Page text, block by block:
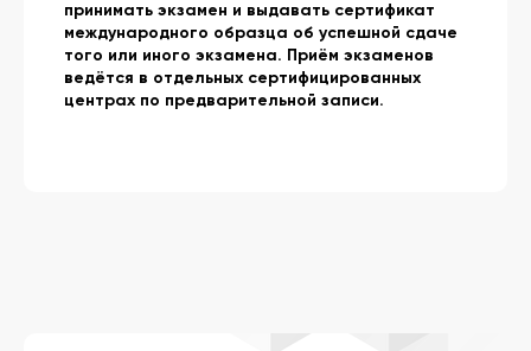
принимать экзамен и выдавать сертификат
международного образца об успешной сдаче
того или иного экзамена. Приём экзаменов
ведётся в отдельных сертифицированных
центрах по предварительной записи.